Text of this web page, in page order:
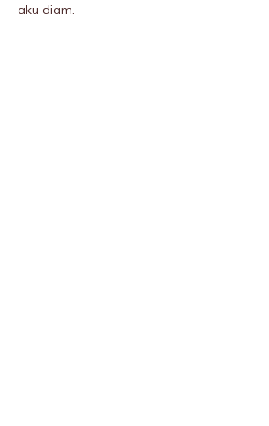
aku diam.